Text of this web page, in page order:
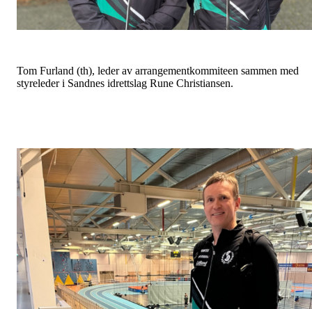
Tom Furland (th), leder av arrangementkommiteen sammen med
styreleder i Sandnes idrettslag Rune Christiansen.